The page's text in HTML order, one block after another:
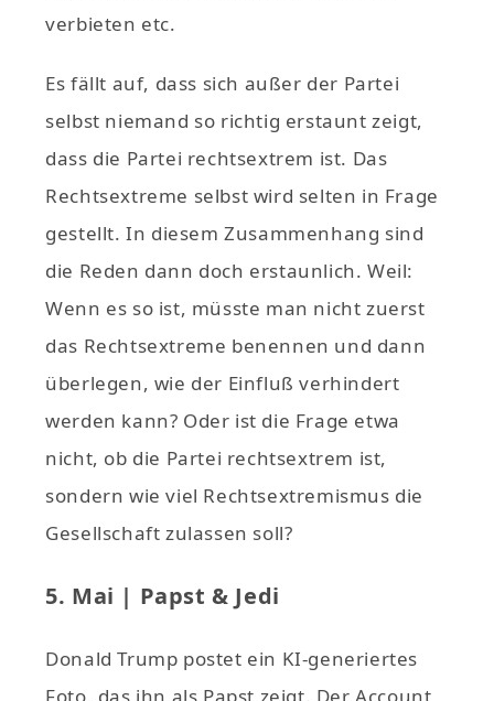
verbieten etc.
Es fällt auf, dass sich außer der Partei
selbst niemand so richtig erstaunt zeigt,
dass die Partei rechtsextrem ist. Das
Rechtsextreme selbst wird selten in Frage
gestellt. In diesem Zusammenhang sind
die Reden dann doch erstaunlich. Weil:
Wenn es so ist, müsste man nicht zuerst
das Rechtsextreme benennen und dann
überlegen, wie der Einfluß verhindert
werden kann? Oder ist die Frage etwa
nicht, ob die Partei rechtsextrem ist,
sondern wie viel Rechtsextremismus die
Gesellschaft zulassen soll?
5. Mai | Papst & Jedi
Donald Trump postet ein KI-generiertes